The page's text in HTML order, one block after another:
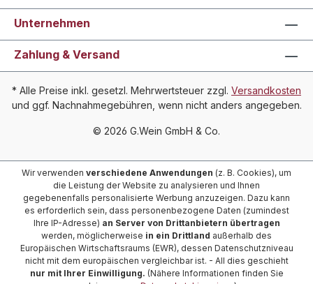
Unternehmen
Zahlung & Versand
* Alle Preise inkl. gesetzl. Mehrwertsteuer zzgl. Versandkosten
und ggf. Nachnahmegebühren, wenn nicht anders angegeben.
© 2026 G.Wein GmbH & Co.
Wir verwenden verschiedene Anwendungen (z. B. Cookies), um
die Leistung der Website zu analysieren und Ihnen
gegebenenfalls personalisierte Werbung anzuzeigen. Dazu kann
es erforderlich sein, dass personenbezogene Daten (zumindest
Ihre IP-Adresse) an Server von Drittanbietern übertragen
werden, möglicherweise in ein Drittland außerhalb des
Europäischen Wirtschaftsraums (EWR), dessen Datenschutzniveau
nicht mit dem europäischen vergleichbar ist. - All dies geschieht
nur mit Ihrer Einwilligung. (Nähere Informationen finden Sie